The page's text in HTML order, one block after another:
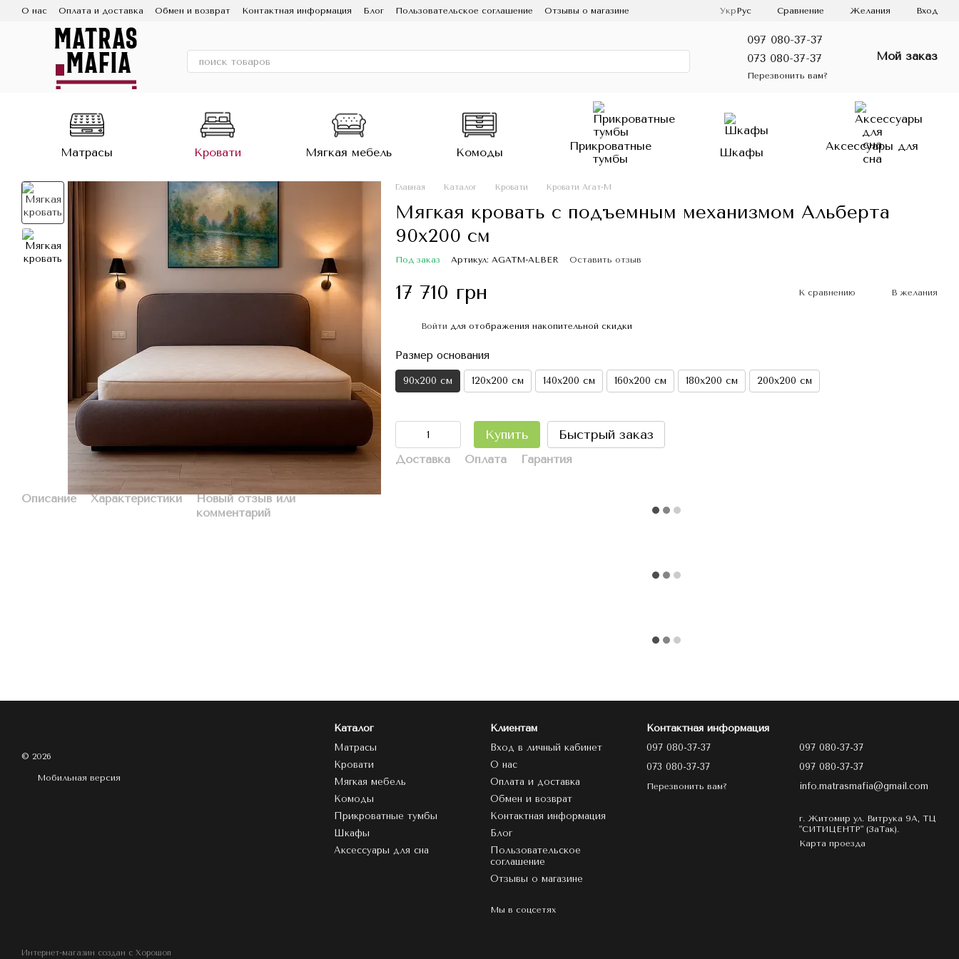
Перейти к основному контенту
О нас Оплата и доставка Обмен и возврат Контактная информация Блог Пользовательское соглашение Отзывы о магазине УкрРус Сравнение Желания Вход
097 080-37-37
073 080-37-37
Перезвонить вам?
Мой заказ
Матрасы Кровати Мягкая мебель Комоды
Прикроватные
тумбы
Шкафы
Аксессуары для
сна
Описание Характеристики
Новый отзыв или
комментарий
Главная Каталог Кровати Кровати Агат-М
Мягкая кровать с подъемным механизмом Альберта
90х200 см
Под заказ Артикул: AGATM-ALBER Оставить отзыв
17 710 грн К сравнению В желания
Войти для отображения накопительной скидки
Размер основания
90х200 см 120х200 см 140х200 см 160х200 см 180х200 см 200х200 см
Купить Быстрый заказ
Доставка Оплата Гарантия
© 2026
Мобильная версия
Интернет-магазин создан с Хорошоп
Каталог
Матрасы
Кровати
Мягкая мебель
Комоды
Прикроватные тумбы
Шкафы
Аксессуары для сна
Клиентам
Вход в личный кабинет
О нас
Оплата и доставка
Обмен и возврат
Контактная информация
Блог
Пользовательское
соглашение
Отзывы о магазине
Мы в соцсетях
Контактная информация
097 080-37-37
073 080-37-37
Перезвонить вам?
097 080-37-37
097 080-37-37
info.matrasmafia@gmail.com
г. Житомир ул. Витрука 9А, ТЦ
"СИТИЦЕНТР" (ЗаТак).
Карта проезда